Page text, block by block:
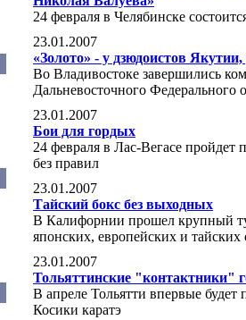
24 февраля в Челябинске
23.01.2007
«Золото» - у дзюдоистов
Во Владивостоке завершились
Дальневосточного Федерального
23.01.2007
Бои для гордых
24 февраля в Лас-Вегасе пройдет
без правил
23.01.2007
Тайский бокс без выходных
В Калифорнии прошел крупный
японских, европейских и тайских
23.01.2007
Тольяттинские "контактники"
В апреле Тольятти впервые
Косики каратэ